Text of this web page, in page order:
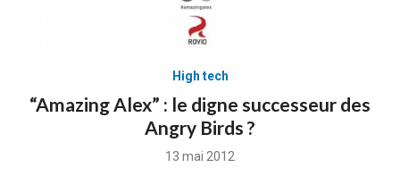
High tech
“Amazing Alex” : le digne successeur des
Angry Birds ?
Posted
13 mai 2012